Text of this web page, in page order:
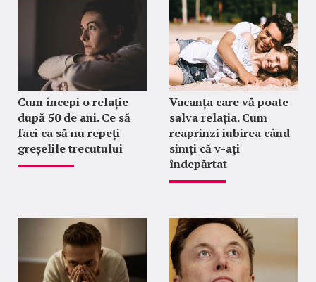
Cum începi o relație
după 50 de ani. Ce să
faci ca să nu repeți
greșelile trecutului
Vacanța care vă poate
salva relația. Cum
reaprinzi iubirea când
simți că v-ați
îndepărtat